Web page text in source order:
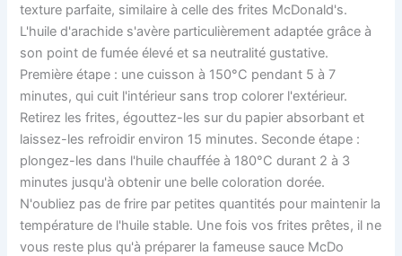
texture parfaite, similaire à celle des frites McDonald's.
L'huile d'arachide s'avère particulièrement adaptée grâce à
son point de fumée élevé et sa neutralité gustative.
Première étape : une cuisson à 150°C pendant 5 à 7
minutes, qui cuit l'intérieur sans trop colorer l'extérieur.
Retirez les frites, égouttez-les sur du papier absorbant et
laissez-les refroidir environ 15 minutes. Seconde étape :
plongez-les dans l'huile chauffée à 180°C durant 2 à 3
minutes jusqu'à obtenir une belle coloration dorée.
N'oubliez pas de frire par petites quantités pour maintenir la
température de l'huile stable. Une fois vos frites prêtes, il ne
vous reste plus qu'à préparer la fameuse sauce McDo